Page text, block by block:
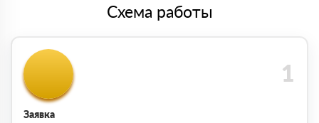
Схема работы
Заявка